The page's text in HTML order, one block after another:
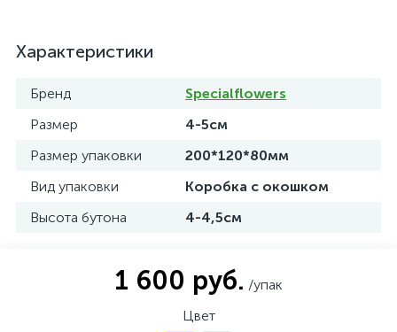
Характеристики
Бренд
Specialflowers
Размер
4-5см
Размер упаковки
200*120*80мм
Вид упаковки
Коробка с окошком
Высота бутона
4-4,5см
1 600 руб. /упак
Цвет